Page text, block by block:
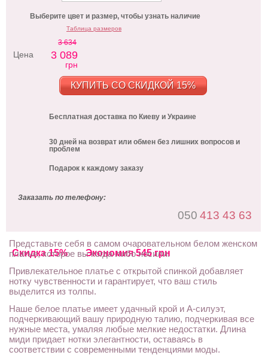
Скидка 15% Экономия 545 грн
Выберите цвет и размер, чтобы узнать наличие
Таблица размеров
Цена
3 634
3 089
грн
КУПИТЬ СО СКИДКОЙ 15%
Бесплатная доставка по Киеву и Украине
30 дней на возврат или обмен без лишних вопросов и
проблем
Подарок к каждому заказу
Заказать по телефону:
050 413 43 63
Представьте себя в самом очаровательном белом женском
платье, которое вы когда-либо носили.
Привлекательное платье с открытой спинкой добавляет
нотку чувственности и гарантирует, что ваш стиль
выделится из толпы.
Наше белое платье имеет удачный крой и А-силуэт,
подчеркивающий вашу природную талию, подчеркивая все
нужные места, умаляя любые мелкие недостатки. Длина
миди придает нотки элегантности, оставаясь в
соответствии с современными тенденциями моды.